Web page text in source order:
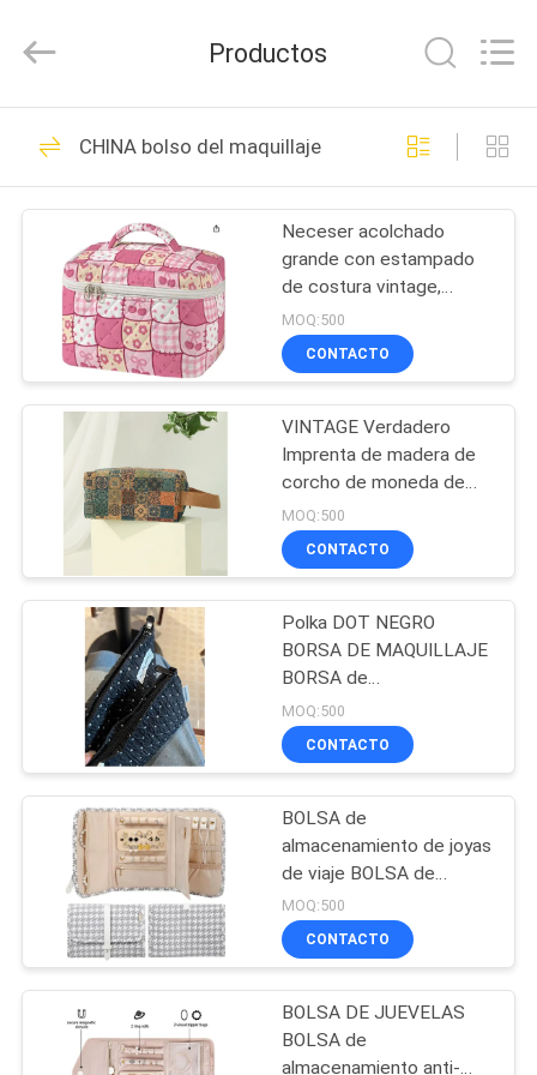
HOGAR
PRODUCTOS
SOBRE
NOSOTROS
VIAJE
FÁBRICA
CONTROL
CALIDAD
MAPA
DEL
SITIO
PRIVACY
POLICY
Rights
Reserved.
ECER
EVA Hard Cases
68
EVA Storage Case
49
Caso que lleva de
EVA
33
Bolsas para guardar
dinero
Productos
CHINA bolso del maquillaje
Neceser acolchado
grande con estampado
de costura vintage,
estuche de viaje
cosmético para mujer,
organizador estético de
de tocador con asa,
brochas de cuidado de la
piel, accesorios
MOQ:500
CONTACTO
VINTAGE Verdadero
Imprenta de madera de
corcho de moneda de
bolso de corteza
Imprenta de moneda de
bolsa de llave pequeña
nostalgia
MOQ:500
CONTACTO
Polka DOT NEGRO
BORSA DE MAQUILLAJE
BORSA de
almacenamiento de
cuidado de la piel dulce
BORSA de transporte de
BORSA de viaje Lavado
MOQ:500
CONTACTO
BOLSA de
almacenamiento de joyas
de viaje BOLSA de
almacenamiento de joyas
de gran tamaño BOLSA
de libros portátil plegable
MOQ:500
CONTACTO
BOLSA DE JUEVELAS
BOLSA de
almacenamiento anti-